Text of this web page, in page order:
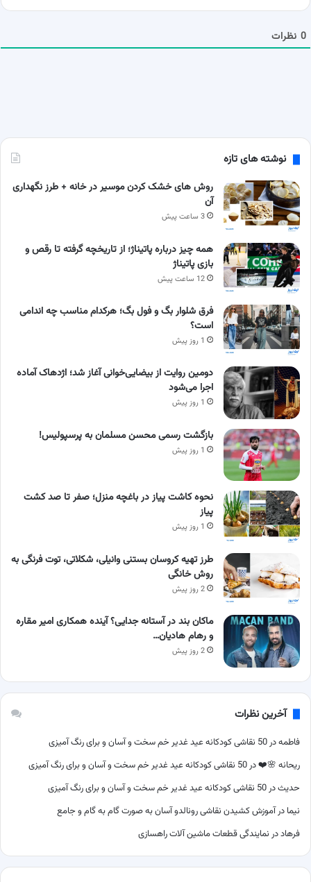
م
0 نظرات
نوشته های تازه
روش های خشک کردن موسیر در خانه + طرز نگهداری
آن
3 ساعت پیش
همه چیز درباره پاتیناژ؛ از تاریخچه گرفته تا رقص و
بازی پاتیناژ
12 ساعت پیش
فرق شلوار بگ و فول بگ؛ هرکدام مناسب چه اندامی
است؟
1 روز پیش
دومین روایت از بیضایی‌خوانی آغاز شد؛ اژدهاک آماده
اجرا می‌شود
1 روز پیش
بازگشت رسمی محسن مسلمان به پرسپولیس!
1 روز پیش
نحوه کاشت پیاز در باغچه منزل؛ صفر تا صد کشت
پیاز
1 روز پیش
طرز تهیه کروسان بستنی وانیلی، شکلاتی، توت فرنگی به
روش خانگی
2 روز پیش
ماکان بند در آستانه جدایی؟ آینده همکاری امیر مقاره
و رهام هادیان…
2 روز پیش
آخرین نظرات
فاطمهدر 50 نقاشی کودکانه عید غدیر خم سخت و آسان و برای رنگ آمیزی
ریحانه 🌸❤️در 50 نقاشی کودکانه عید غدیر خم سخت و آسان و برای رنگ آمیزی
حدیثدر 50 نقاشی کودکانه عید غدیر خم سخت و آسان و برای رنگ آمیزی
نیما درآموزش کشیدن نقاشی رونالدو آسان به صورت گام به گام و جامع
فرهاددر نمایندگی قطعات ماشین آلات راهسازی